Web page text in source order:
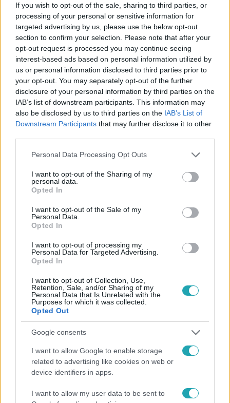
If you wish to opt-out of the sale, sharing to third parties, or
processing of your personal or sensitive information for
targeted advertising by us, please use the below opt-out
section to confirm your selection. Please note that after your
opt-out request is processed you may continue seeing
interest-based ads based on personal information utilized by
us or personal information disclosed to third parties prior to
your opt-out. You may separately opt-out of the further
disclosure of your personal information by third parties on the
IAB’s list of downstream participants. This information may
also be disclosed by us to third parties on the IAB’s List of
Downstream Participants that may further disclose it to other
Please note that this website/app uses one or more Google
not limited to your visit or usage behaviour. You may click to
grant or deny consent to Google and its third-party tags to
use your data for below specified purposes in below Google
consent section.
Personal Data Processing Opt Outs
I want to opt-out of the Sharing of my
personal data.
Opted In
I want to opt-out of the Sale of my
Personal Data.
Opted In
I want to opt-out of processing my
Personal Data for Targeted Advertising.
Opted In
I want to opt-out of Collection, Use,
Retention, Sale, and/or Sharing of my
Personal Data that Is Unrelated with the
Purposes for which it was collected.
Opted Out
Google consents
I want to allow Google to enable storage
related to advertising like cookies on web or
device identifiers in apps.
I want to allow my user data to be sent to
Nézd vissza a Híradó adásait az RTL+ felületén!
Itt állítsd be, hogy az RTL.hu az elsők között
legyen a Google-találatokban!
Kövess minket, és értesülj a friss hírekről a
Facebookon is!
HÍRADÓ # VIDEÓ #ADÁSRÉSZLETEK
TOP HÍREK #SÓSKÚT #AKKUMULÁTORGYÁR